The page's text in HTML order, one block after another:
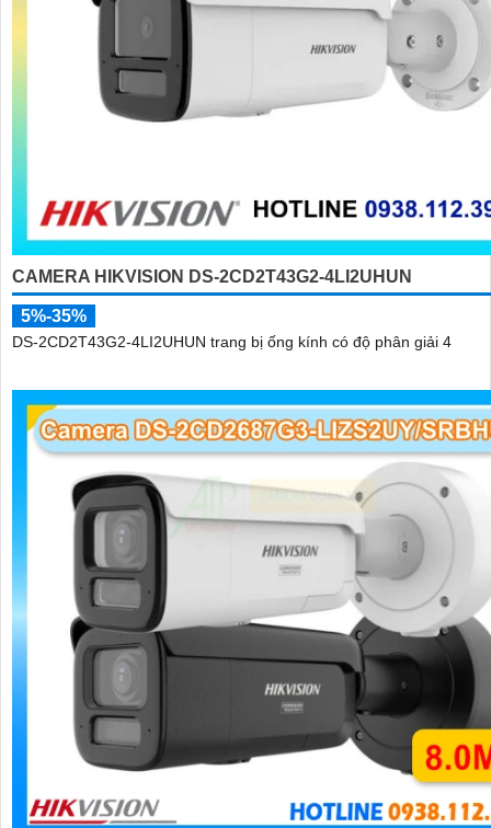
CAMERA HIKVISION DS-2CD2T43G2-4LI2UHUN
5%-35%
DS-2CD2T43G2-4LI2UHUN trang bị ống kính có độ phân giải 4